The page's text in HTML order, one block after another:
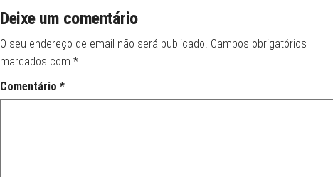
Deixe um comentário
O seu endereço de email não será publicado. Campos obrigatórios
marcados com *
Comentário *